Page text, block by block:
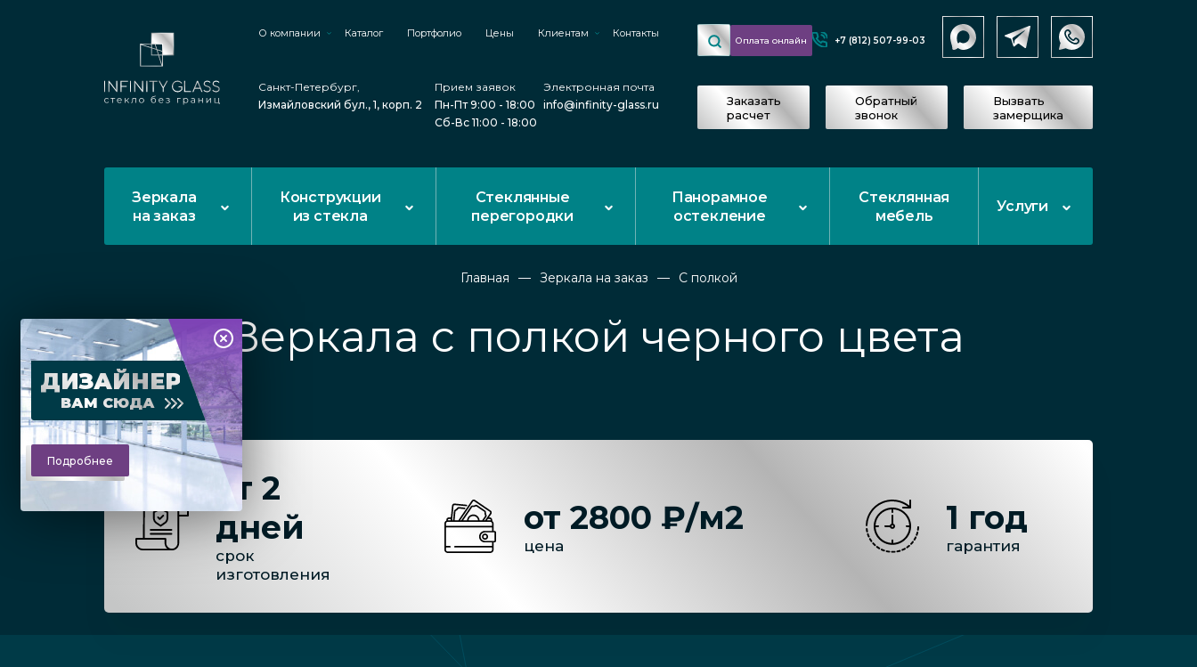
О компании Каталог Портфолио Цены Клиентам Контакты
Санкт-Петербург,
Измайловский бул., 1, корп. 2
Прием заявок
Пн-Пт 9:00 - 18:00
Сб-Вс 11:00 - 18:00
Электронная почта
info@infinity-glass.ru
Оплата онлайн +7 (812) 507-99-03
Заказать
расчет
Обратный
звонок
Вызвать
замерщика
Зеркала
на заказ
Конструкции
из стекла
Стеклянные
перегородки
Панорамное
остекление
Стеклянная
мебель
Услуги
Главная Зеркала на заказ С полкой
Зеркала с полкой черного цвета
ДИЗАЙНЕР
ВАМ СЮДА
Подробнее
от 2
дней
срок
изготовления
от 2800 ₽/м2
цена
1 год
гарантия